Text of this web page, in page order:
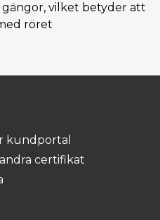
vilket betyder att
röret
kundportal
andra certifikat